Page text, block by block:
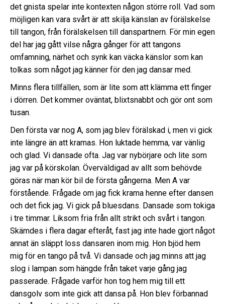
det gnista spelar inte kontexten någon större roll. Vad som
möjligen kan vara svårt är att skilja känslan av förälskelse
till tangon, från förälskelsen till danspartnern. För min egen
del har jag gått vilse några gånger för att tangons
omfamning, närhet och synk kan väcka känslor som kan
tolkas som något jag känner för den jag dansar med.
Minns flera tillfällen, som är lite som att klämma ett finger
i dörren. Det kommer oväntat, blixtsnabbt och gör ont som
tusan.
Den första var nog A, som jag blev förälskad i, men vi gick
inte längre än att kramas. Hon luktade hemma, var vänlig
och glad. Vi dansade ofta. Jag var nybörjare och lite som
jag var på körskolan. Överväldigad av allt som behövde
göras när man kör bil de första gångerna. Men A var
förstående. Frågade om jag fick krama henne efter dansen
och det fick jag. Vi gick på bluesdans. Dansade som tokiga
i tre timmar. Liksom fria från allt strikt och svårt i tangon.
Skämdes i flera dagar efteråt, fast jag inte hade gjort något
annat än släppt loss dansaren inom mig. Hon bjöd hem
mig för en tango på två. Vi dansade och jag minns att jag
slog i lampan som hängde från taket varje gång jag
passerade. Frågade varför hon tog hem mig till ett
dansgolv som inte gick att dansa på. Hon blev förbannad